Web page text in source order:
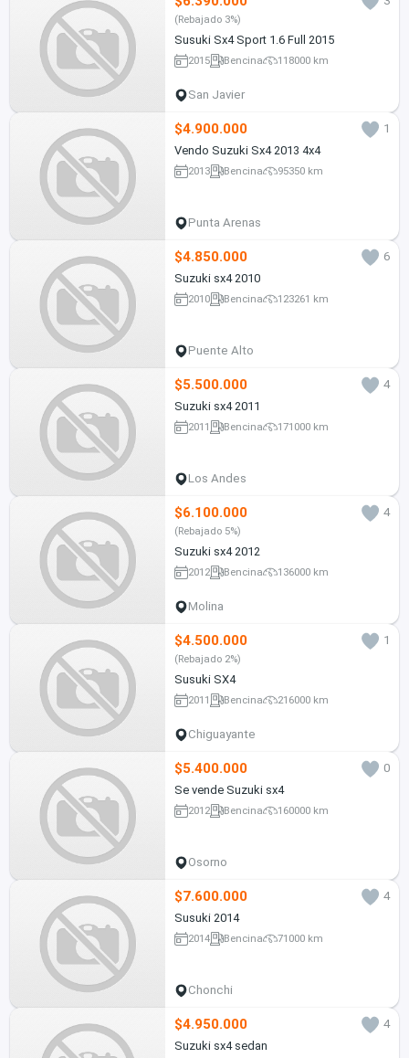
(Rebajado 3%)
Susuki Sx4 Sport 1.6 Full 2015
2015 Bencina 118000 km
San Javier
$4.900.000
1
Vendo Suzuki Sx4 2013 4x4
2013 Bencina 95350 km
Punta Arenas
$4.850.000
6
Suzuki sx4 2010
2010 Bencina 123261 km
Puente Alto
$5.500.000
4
Suzuki sx4 2011
2011 Bencina 171000 km
Los Andes
$6.100.000 4
(Rebajado 5%)
Suzuki sx4 2012
2012 Bencina 136000 km
Molina
$4.500.000 1
(Rebajado 2%)
Susuki SX4
2011 Bencina 216000 km
Chiguayante
$5.400.000
0
Se vende Suzuki sx4
2012 Bencina 160000 km
Osorno
$7.600.000
4
Susuki 2014
2014 Bencina 71000 km
Chonchi
$4.950.000
4
Suzuki sx4 sedan